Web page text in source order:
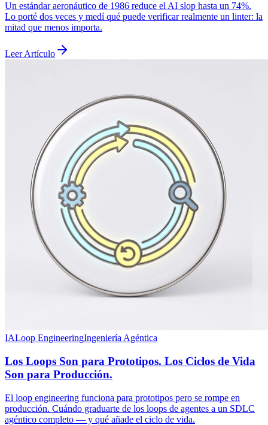
Un estándar aeronáutico de 1986 reduce el AI slop hasta un 74%.
Lo porté dos veces y medí qué puede verificar realmente un linter: la
mitad que menos importa.
Leer Artículo
IALoop EngineeringIngeniería Agéntica
Los Loops Son para Prototipos. Los Ciclos de Vida
Son para Producción.
El loop engineering funciona para prototipos pero se rompe en
producción. Cuándo graduarte de los loops de agentes a un SDLC
agéntico completo — y qué añade el ciclo de vida.